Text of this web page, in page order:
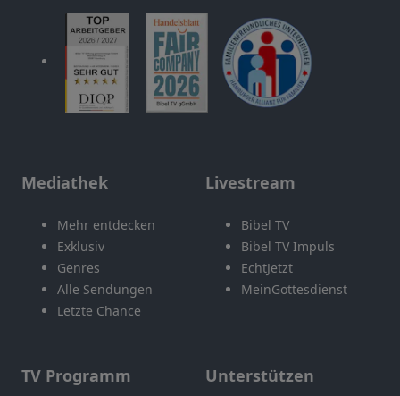
Mediathek
Mehr entdecken
Exklusiv
Genres
Alle Sendungen
Letzte Chance
Livestream
Bibel TV
Bibel TV Impuls
EchtJetzt
MeinGottesdienst
TV Programm Unterstützen